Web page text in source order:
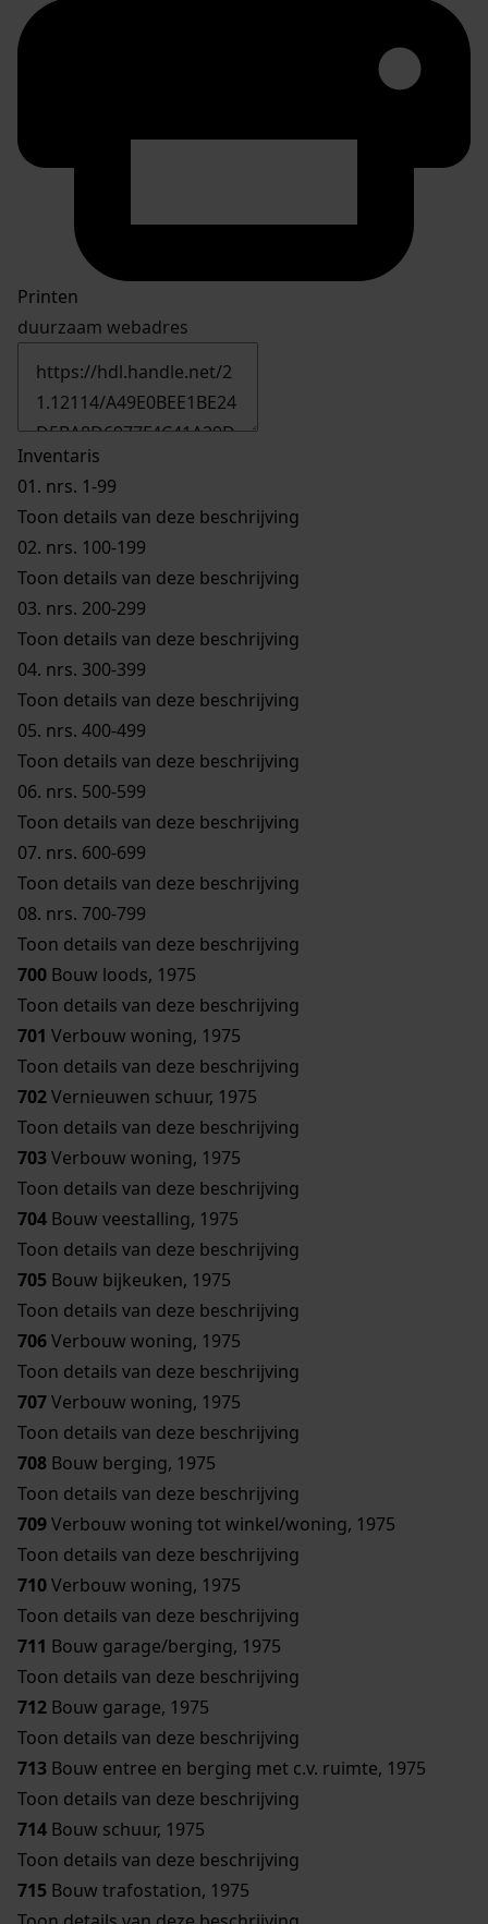
Printen
duurzaam webadres
Inventaris
01. nrs. 1-99
Toon details van deze beschrijving
02. nrs. 100-199
Toon details van deze beschrijving
03. nrs. 200-299
Toon details van deze beschrijving
04. nrs. 300-399
Toon details van deze beschrijving
05. nrs. 400-499
Toon details van deze beschrijving
06. nrs. 500-599
Toon details van deze beschrijving
07. nrs. 600-699
Toon details van deze beschrijving
08. nrs. 700-799
Toon details van deze beschrijving
700 Bouw loods, 1975
Toon details van deze beschrijving
701 Verbouw woning, 1975
Toon details van deze beschrijving
702Vernieuwen schuur, 1975
Toon details van deze beschrijving
703Verbouw woning, 1975
Toon details van deze beschrijving
704 Bouw veestalling, 1975
Toon details van deze beschrijving
705 Bouw bijkeuken, 1975
Toon details van deze beschrijving
706Verbouw woning, 1975
Toon details van deze beschrijving
707Verbouw woning, 1975
Toon details van deze beschrijving
708 Bouw berging, 1975
Toon details van deze beschrijving
709Verbouw woning tot winkel/woning, 1975
Toon details van deze beschrijving
710Verbouw woning, 1975
Toon details van deze beschrijving
711 Bouw garage/berging, 1975
Toon details van deze beschrijving
712 Bouw garage, 1975
Toon details van deze beschrijving
713 Bouw entree en berging met c.v. ruimte, 1975
Toon details van deze beschrijving
714 Bouw schuur, 1975
Toon details van deze beschrijving
715 Bouw trafostation, 1975